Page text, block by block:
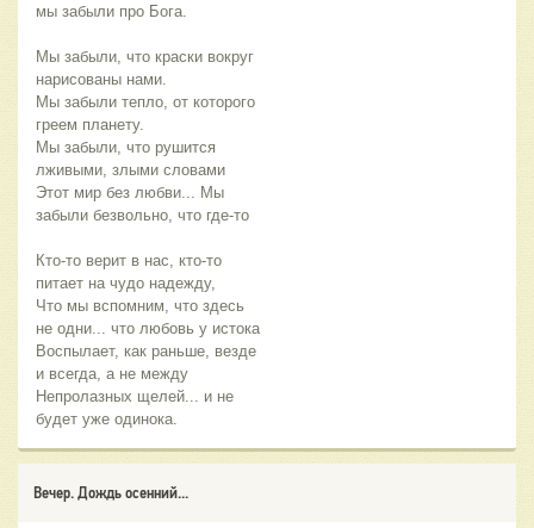
мы забыли про Бога.
Мы забыли, что краски вокруг
нарисованы нами.
Мы забыли тепло, от которого
греем планету.
Мы забыли, что рушится
лживыми, злыми словами
Этот мир без любви... Мы
забыли безвольно, что где-то
Кто-то верит в нас, кто-то
питает на чудо надежду,
Что мы вспомним, что здесь
не одни... что любовь у истока
Воспылает, как раньше, везде
и всегда, а не между
Непролазных щелей... и не
будет уже одинока.
Вечер. Дождь осенний...